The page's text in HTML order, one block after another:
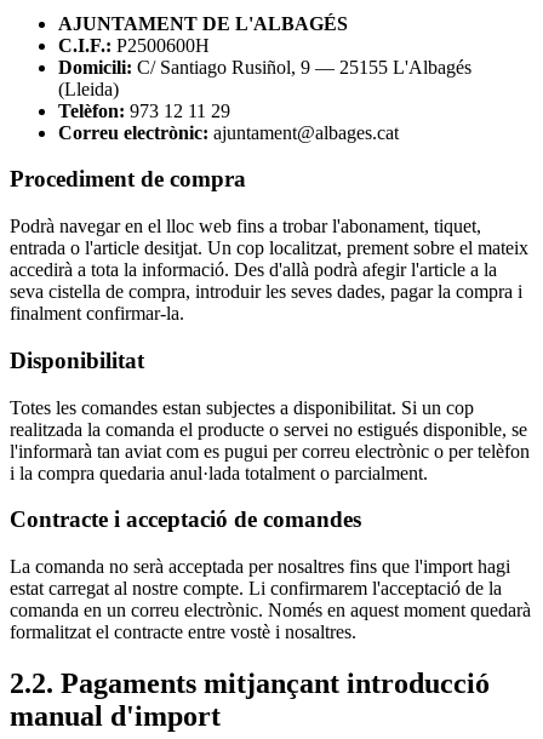
AJUNTAMENT DE L'ALBAGÉS
C.I.F.: P2500600H
Domicili: C/ Santiago Rusiñol, 9 — 25155 L'Albagés
(Lleida)
Telèfon: 973 12 11 29
Correu electrònic: ajuntament@albages.cat
Procediment de compra
Podrà navegar en el lloc web fins a trobar l'abonament, tiquet,
entrada o l'article desitjat. Un cop localitzat, prement sobre el mateix
accedirà a tota la informació. Des d'allà podrà afegir l'article a la
seva cistella de compra, introduir les seves dades, pagar la compra i
finalment confirmar-la.
Disponibilitat
Totes les comandes estan subjectes a disponibilitat. Si un cop
realitzada la comanda el producte o servei no estigués disponible, se
l'informarà tan aviat com es pugui per correu electrònic o per telèfon
i la compra quedaria anul·lada totalment o parcialment.
Contracte i acceptació de comandes
La comanda no serà acceptada per nosaltres fins que l'import hagi
estat carregat al nostre compte. Li confirmarem l'acceptació de la
comanda en un correu electrònic. Només en aquest moment quedarà
formalitzat el contracte entre vostè i nosaltres.
2.2. Pagaments mitjançant introducció
manual d'import